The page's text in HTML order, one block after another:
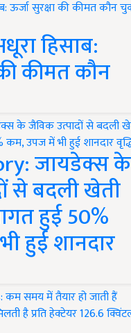
हिसाब:
कीमत कौन
जायडेक्स के
से बदली खेती
हुई 50%
हुई शानदार